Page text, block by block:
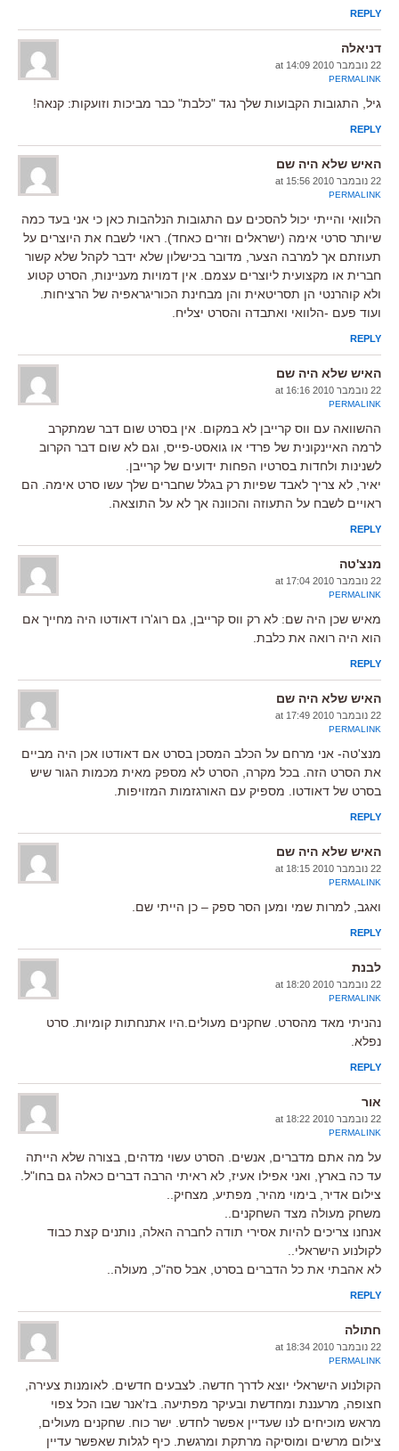
REPLY
דניאלה
22 נובמבר 2010 at 14:09
PERMALINK
גיל, התגובות הקבועות שלך נגד "כלבת" כבר מביכות וזועקות: קנאה!
REPLY
האיש שלא היה שם
22 נובמבר 2010 at 15:56
PERMALINK
הלוואי והייתי יכול להסכים עם התגובות הנלהבות כאן כי אני בעד כמה
שיותר סרטי אימה (ישראלים וזרים כאחד). ראוי לשבח את היוצרים על
תעוזתם אך למרבה הצער, מדובר בכישלון שלא ידבר לקהל שלא קשור
חברית או מקצועית ליוצרים עצמם. אין דמויות מעניינות, הסרט קטוע
ולא קוהרנטי הן תסריטאית והן מבחינת הכוריגראפיה של הרציחות.
ועוד פעם -הלוואי ואתבדה והסרט יצליח.
REPLY
האיש שלא היה שם
22 נובמבר 2010 at 16:16
PERMALINK
ההשוואה עם ווס קרייבן לא במקום. אין בסרט שום דבר שמתקרב
לרמה האיינקונית של פרדי או גואסט-פייס, וגם לא שום דבר הקרוב
לשנינות ולחדות בסרטיו הפחות ידועים של קרייבן.
יאיר, לא צריך לאבד שפיות רק בגלל שחברים שלך עשו סרט אימה. הם
ראויים לשבח על התעוזה והכוונה אך לא על התוצאה.
REPLY
מנצ'טה
22 נובמבר 2010 at 17:04
PERMALINK
מאיש שכן היה שם: לא רק ווס קרייבן, גם רוג'רו דאודטו היה מחייך אם
הוא היה רואה את כלבת.
REPLY
האיש שלא היה שם
22 נובמבר 2010 at 17:49
PERMALINK
מנצ'טה- אני מרחם על הכלב המסכן בסרט אם דאודטו אכן היה מביים
את הסרט הזה. בכל מקרה, הסרט לא מספק מאית מכמות הגור שיש
בסרט של דאודטו. מספיק עם האורגזמות המזויפות.
REPLY
האיש שלא היה שם
22 נובמבר 2010 at 18:15
PERMALINK
ואגב, למרות שמי ומען הסר ספק – כן הייתי שם.
REPLY
לבנת
22 נובמבר 2010 at 18:20
PERMALINK
נהניתי מאד מהסרט. שחקנים מעולים.היו אתנחתות קומיות. סרט
נפלא.
REPLY
אור
22 נובמבר 2010 at 18:22
PERMALINK
על מה אתם מדברים, אנשים. הסרט עשוי מדהים, בצורה שלא הייתה
עד כה בארץ, ואני אפילו אעיז, לא ראיתי הרבה דברים כאלה גם בחו"ל.
צילום אדיר, בימוי מהיר, מפתיע, מצחיק..
משחק מעולה מצד השחקנים..
אנחנו צריכים להיות אסירי תודה לחברה האלה, נותנים קצת כבוד
לקולנוע הישראלי..
לא אהבתי את כל הדברים בסרט, אבל סה"כ, מעולה..
REPLY
חתולה
22 נובמבר 2010 at 18:34
PERMALINK
הקולנוע הישראלי יוצא לדרך חדשה. לצבעים חדשים. לאומנות צעירה,
חצופה, מרעננת ומחדשת ובעיקר מפתיעה. בז'אנר שבו הכל צפוי
מראש מוכיחים לנו שעדיין אפשר לחדש. ישר כוח. שחקנים מעולים,
צילום מרשים ומוסיקה מרתקת ומרגשת. כיף לגלות שאפשר עדיין